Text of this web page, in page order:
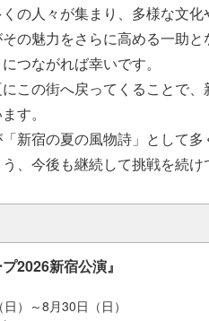
の人々が集まり、多様な文化
の魅力をさらに高める一助
つながれば幸いです。
この街へ戻ってくることで
す。
新宿の夏の風物詩」として
、今後も継続して挑戦を続け
2026新宿公演』
）～8月30日（日）